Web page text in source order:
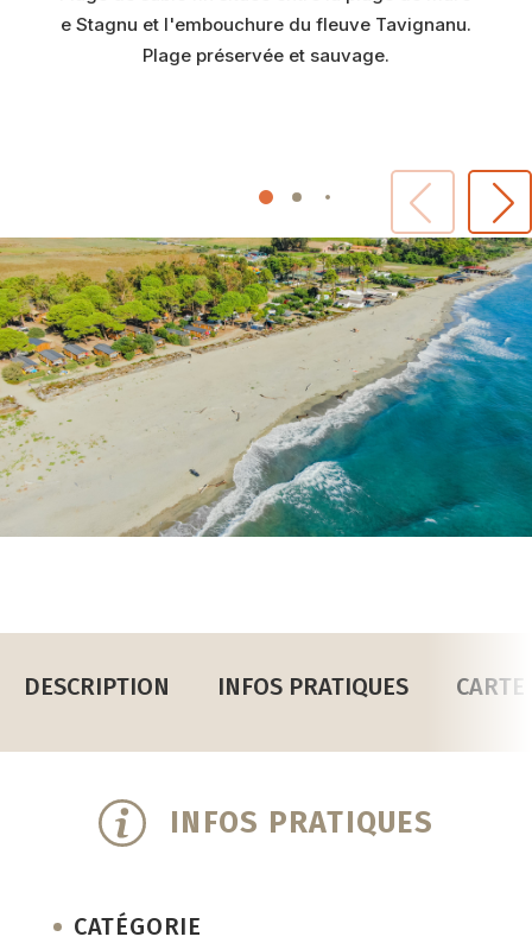
e Stagnu et l'embouchure du fleuve Tavignanu.
Plage préservée et sauvage.
DESCRIPTION INFOS PRATIQUES CARTE
INFOS PRATIQUES
CATÉGORIE